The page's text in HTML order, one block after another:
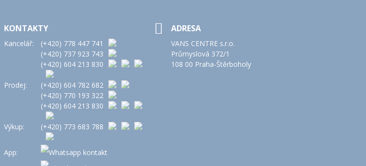
KONTAKTY
Kancelář: (+420) 778 447 741
(+420) 737 923 743
(+420) 604 213 830
Prodej: (+420) 604 782 682
(+420) 770 193 322
(+420) 604 213 830
Výkup: (+420) 773 683 788
App:
ADRESA
VANS CENTRE s.r.o.
Průmyslová 372/1
108 00 Praha-Štěrboholy